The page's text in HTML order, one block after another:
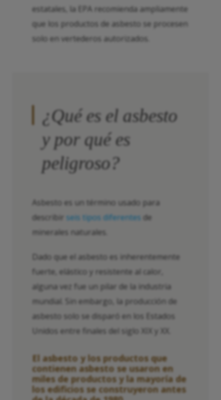
estatales, la EPA recomienda ampliamente
que los productos de asbesto se procesen
solo en vertederos autorizados.
¿Qué es el asbesto
y por qué es
peligroso?
Asbesto es un término usado para
describir seis tipos diferentes de
minerales naturales.
Dado que el asbesto es inherentemente
fuerte, elástico y resistente al calor,
alguna vez fue un pilar de la industria
mundial. Sin embargo, la producción de
asbesto solo se disparó en los Estados
Unidos entre finales del siglo XIX y XX.
El asbesto y los productos que
contienen asbesto se usaron en
miles de productos y la mayoría de
los edificios se construyeron antes